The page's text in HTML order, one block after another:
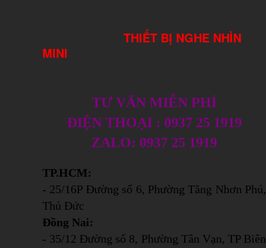
THIẾT BỊ NGHE NHÌN
MINI
TƯ VẤN MIỄN PHÍ
ĐIỆN THOẠI : 0937 25 1919
ZALO: 0937 25 1919
TP.HCM:
- 25/16P Đường số 6, Phường Tăng Nhơn Phú,
Thủ Đức
Đồng Nai:
- 35/12 Đường số 8, Phường Tân Vạn, TP Biên